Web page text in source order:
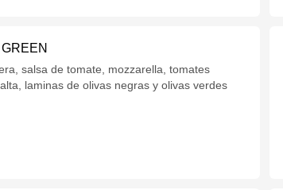
salsa de tomate, mozzarella, tomates
laminas de olivas negras y olivas verdes